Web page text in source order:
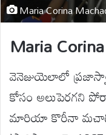
Maria Corina
Maria
వెనెజుయెలాలో
కోసం అలుపెరగని
మారియా కొరీనా